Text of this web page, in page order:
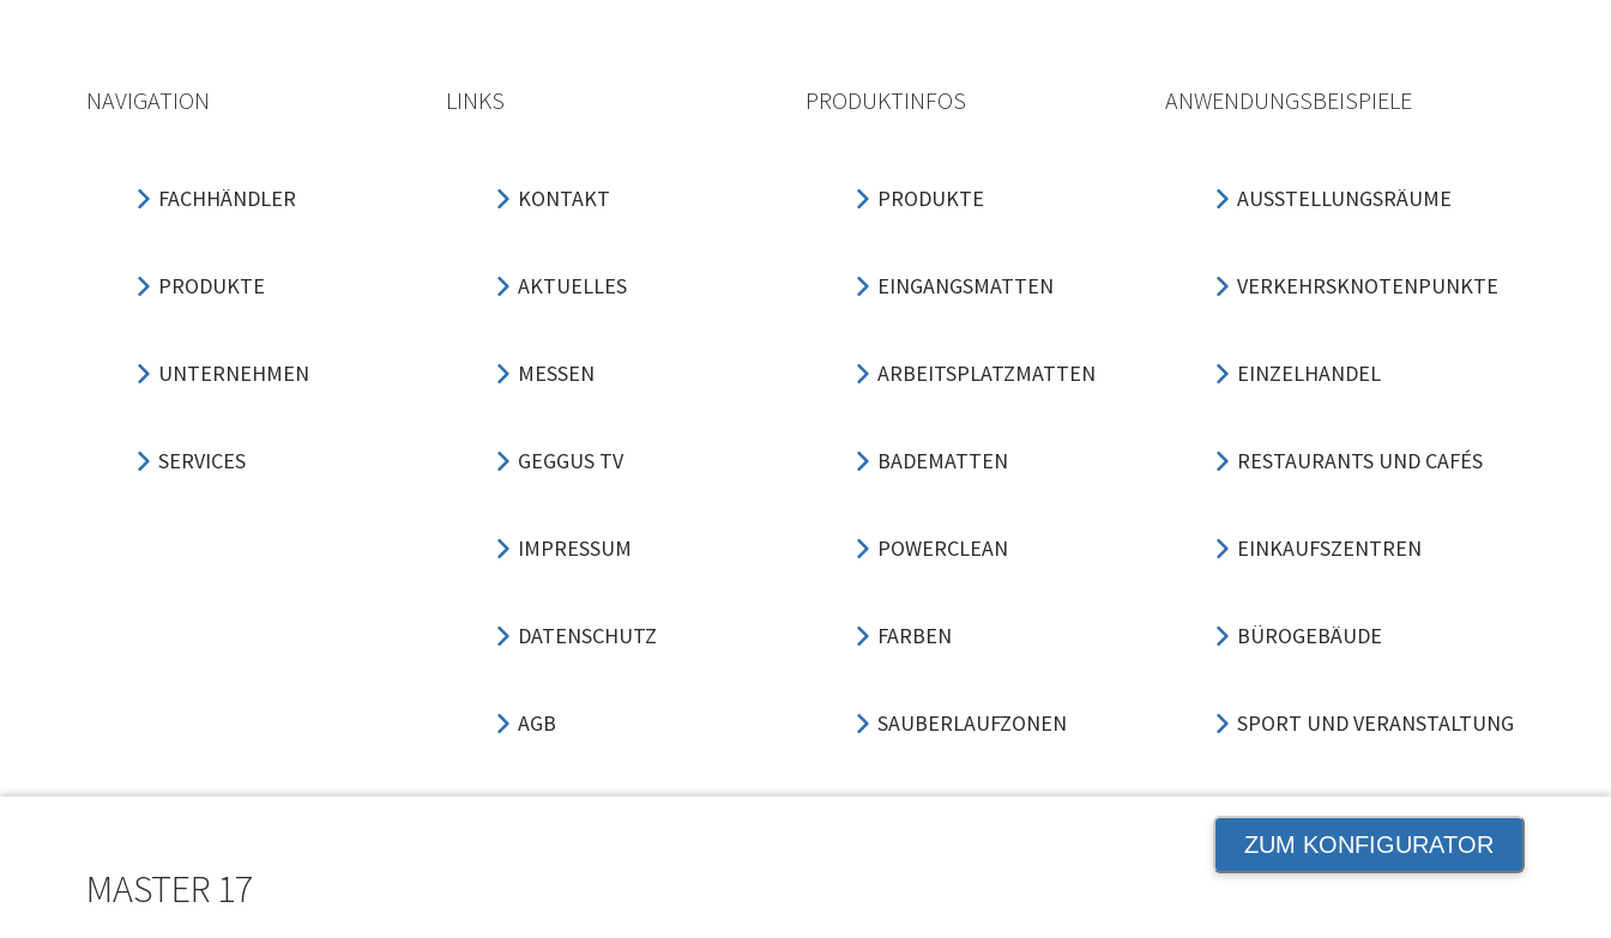
MASTER 17
ZUM KONFIGURATOR
NAVIGATION
FACHHÄNDLER
PRODUKTE
UNTERNEHMEN
SERVICES
LINKS
KONTAKT
AKTUELLES
MESSEN
GEGGUS TV
IMPRESSUM
DATENSCHUTZ
AGB
PRODUKTINFOS
PRODUKTE
EINGANGSMATTEN
ARBEITSPLATZMATTEN
BADEMATTEN
POWERCLEAN
FARBEN
SAUBERLAUFZONEN
ANWENDUNGSBEISPIELE
AUSSTELLUNGSRÄUME
VERKEHRSKNOTENPUNKTE
EINZELHANDEL
RESTAURANTS UND CAFÉS
EINKAUFSZENTREN
BÜROGEBÄUDE
SPORT UND VERANSTALTUNG
HOTELS UND GASTGEWERBE